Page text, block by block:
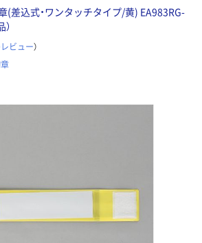
(差込式・ワンタッチタイプ/黄) EA983RG-
ビュー）